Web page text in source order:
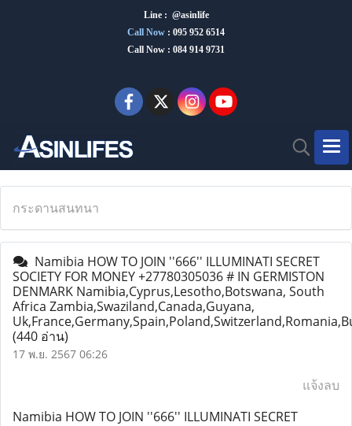
Line : @asinlife
Call Now : 095 952 6514
Call Now : 084 914 9731
กระดานสนทนา
Namibia HOW TO JOIN ''666'' ILLUMINATI SECRET
SOCIETY FOR MONEY +27780305036 # IN GERMISTON
DENMARK Namibia,Cyprus,Lesotho,Botswana, South
Africa Zambia,Swaziland,Canada,Guyana,
(440 อ่าน)
17 พ.ย. 2567 06:26
แจ้งลบ
Namibia HOW TO JOIN ''666'' ILLUMINATI SECRET